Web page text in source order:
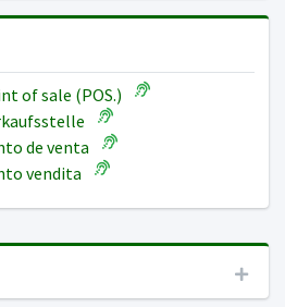
of sale (POS.)
de venta
vendita